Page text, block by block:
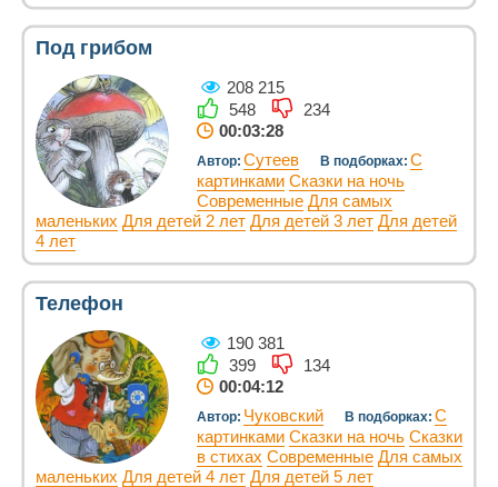
Под грибом
208 215
548
234
00:03:28
Автор: Сутеев В подборках: С
картинками Сказки на ночь
Современные Для самых
маленьких Для детей 2 лет Для детей 3 лет Для детей
4 лет
Телефон
190 381
399
134
00:04:12
Автор: Чуковский В подборках: С
картинками Сказки на ночь Сказки
в стихах Современные Для самых
маленьких Для детей 4 лет Для детей 5 лет